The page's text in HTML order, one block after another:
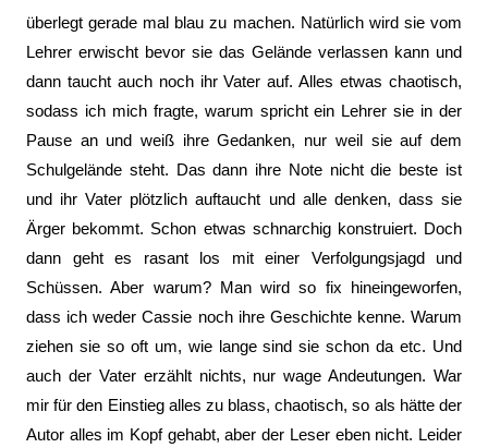
überlegt gerade mal blau zu machen. Natürlich wird sie vom
Lehrer erwischt bevor sie das Gelände verlassen kann und
dann taucht auch noch ihr Vater auf. Alles etwas chaotisch,
sodass ich mich fragte, warum spricht ein Lehrer sie in der
Pause an und weiß ihre Gedanken, nur weil sie auf dem
Schulgelände steht. Das dann ihre Note nicht die beste ist
und ihr Vater plötzlich auftaucht und alle denken, dass sie
Ärger bekommt. Schon etwas schnarchig konstruiert. Doch
dann geht es rasant los mit einer Verfolgungsjagd und
Schüssen. Aber warum? Man wird so fix hineingeworfen,
dass ich weder Cassie noch ihre Geschichte kenne. Warum
ziehen sie so oft um, wie lange sind sie schon da etc. Und
auch der Vater erzählt nichts, nur wage Andeutungen. War
mir für den Einstieg alles zu blass, chaotisch, so als hätte der
Autor alles im Kopf gehabt, aber der Leser eben nicht. Leider